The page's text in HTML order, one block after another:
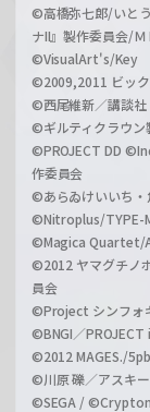
©高橋弥七郎/いと
ナII』製作委員会/Ｍ
©VisualArt's/Key
©2009,2011 ビッ
©西尾維新／講談社
©ギルティクラウン
©PROJECT DD
作委員会
©あらゐけいいち・
©Nitroplus/TYPE-
©Magica Quartet/
©2012 ヤマグチノ
員会
©Project シンフォ
©BNGI／PROJECT
©2012 MAGES./
©川原 礫／アスキ
©SEGA /